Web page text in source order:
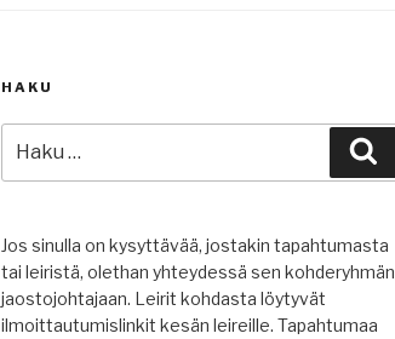
HAKU
Jos sinulla on kysyttävää, jostakin tapahtumasta
tai leiristä, olethan yhteydessä sen kohderyhmän
jaostojohtajaan. Leirit kohdasta löytyvät
ilmoittautumislinkit kesän leireille. Tapahtumaa